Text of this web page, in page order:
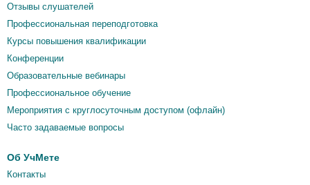
Отзывы слушателей
Профессиональная переподготовка
Курсы повышения квалификации
Конференции
Образовательные вебинары
Профессиональное обучение
Мероприятия c круглосуточным доступом (офлайн)
Часто задаваемые вопросы
Об УчМете
Контакты